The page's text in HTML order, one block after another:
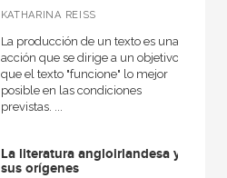
KATHARINA REISS
La producción de un texto es una
acción que se dirige a un objetivo:
que el texto "funcione" lo mejor
posible en las condiciones
previstas. ...
La literatura angloirlandesa y
sus orígenes